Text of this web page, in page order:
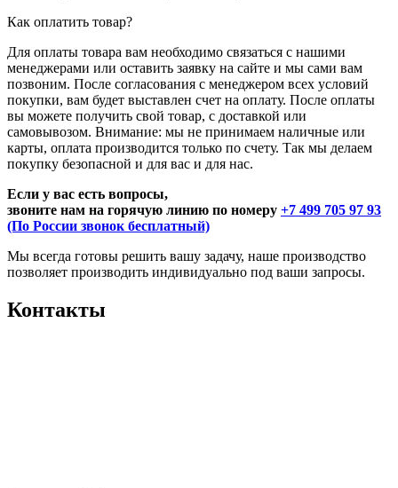
Как оплатить товар?
Для оплаты товара вам необходимо связаться с нашими
менеджерами или оставить заявку на сайте и мы сами вам
позвоним. После согласования с менеджером всех условий
покупки, вам будет выставлен счет на оплату. После оплаты
вы можете получить свой товар, с доставкой или
самовывозом. Внимание: мы не принимаем наличные или
карты, оплата производится только по счету. Так мы делаем
покупку безопасной и для вас и для нас.
Если у вас есть вопросы,
звоните нам на горячую линию по номеру +7 499 705 97 93
(По России звонок бесплатный)
Мы всегда готовы решить вашу задачу, наше производство
позволяет производить индивидуально под ваши запросы.
Контакты